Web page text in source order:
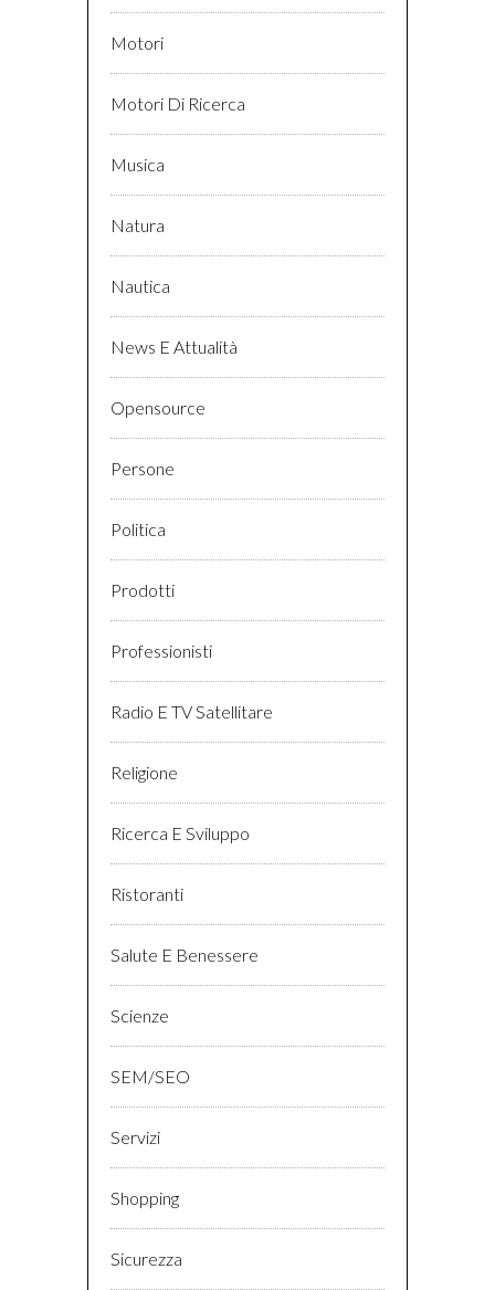
Motori
Motori Di Ricerca
Musica
Natura
Nautica
News E Attualità
Opensource
Persone
Politica
Prodotti
Professionisti
Radio E TV Satellitare
Religione
Ricerca E Sviluppo
Ristoranti
Salute E Benessere
Scienze
SEM/SEO
Servizi
Shopping
Sicurezza